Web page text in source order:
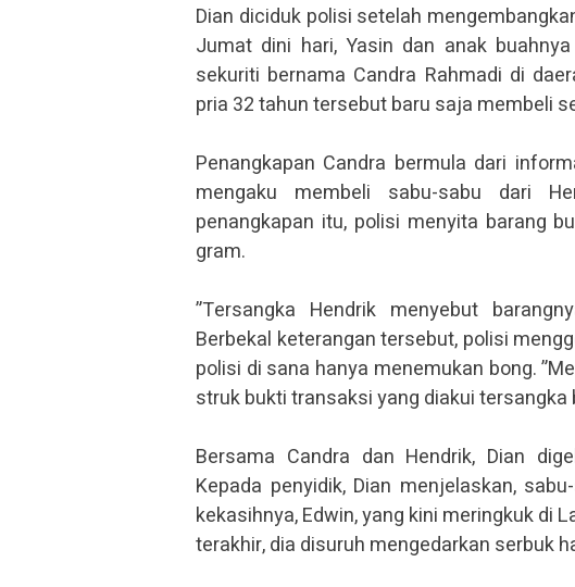
Dian diciduk polisi setelah
Jumat dini hari, Yasin dan anak
sekuriti bernama Candra Rahmadi di
pria 32 tahun tersebut baru saja membeli
Penangkapan Candra bermula dari
mengaku membeli sabu-sabu dari
penangkapan itu, polisi menyita barang
gram.
”Tersangka Hendrik menyebut
Berbekal keterangan tersebut, polisi
polisi di sana hanya menemukan bong.
struk bukti transaksi yang diakui tersangka
Bersama Candra dan Hendrik, Dian
Kepada penyidik, Dian menjelaskan,
kekasihnya, Edwin, yang kini meringkuk di
terakhir, dia disuruh mengedarkan serbuk